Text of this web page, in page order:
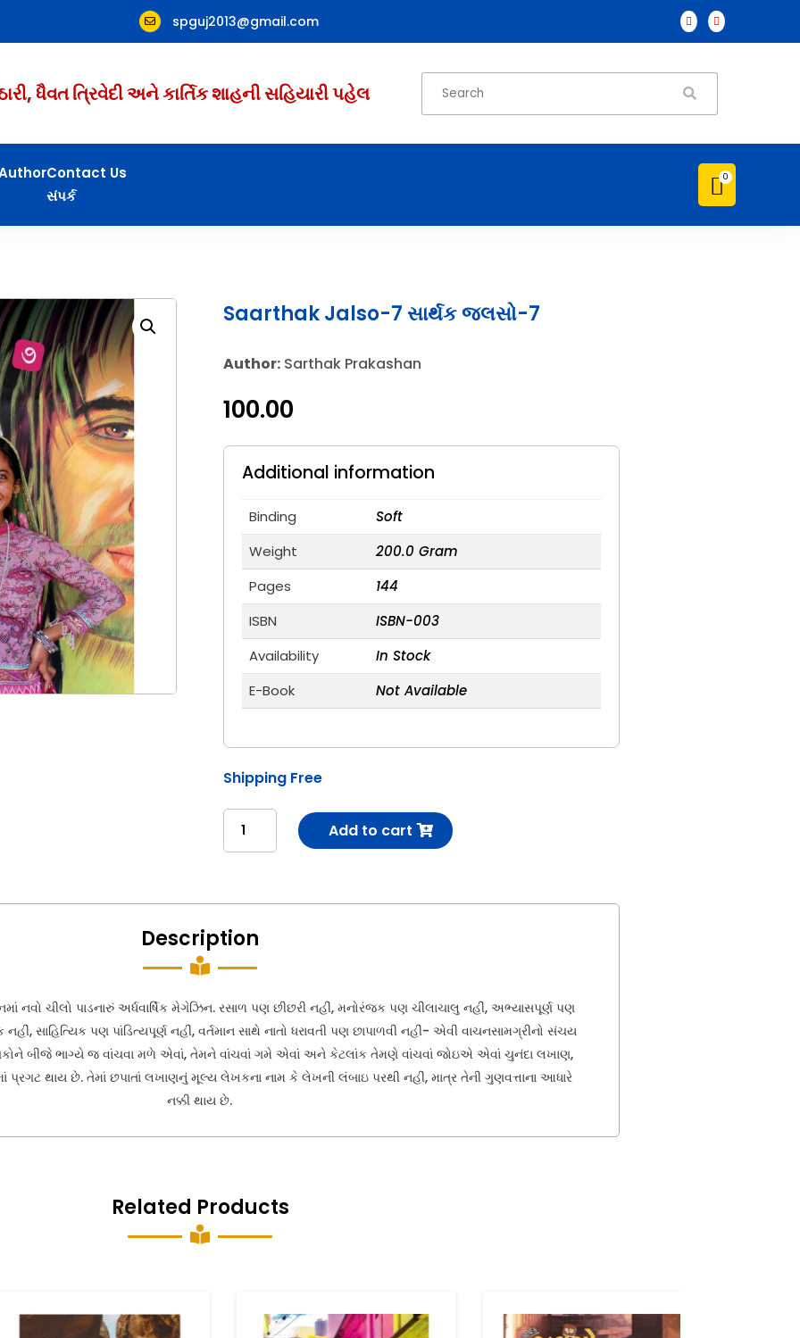
 spguj2013@gmail.com  
ધૈવત ત્રિવેદી અને કાર્તિક શાહની સહિયારી પહેલ 
Contact Us
સંપર્ક
0
Saarthak Jalso-7 સાર્થક જલસો-7
Author:Sarthak Prakashan
100.00
Additional information
Binding
Soft
Weight
200.0 Gram
Pages
144
ISBN
ISBN-003
Availability
In Stock
E-Book
Not Available
Shipping Free
quantity
Add to cart
Description

નવો ચીલો પાડનારું અર્ધવાર્ષિક મેગેઝિન. રસાળ પણ છીછરી નહીં, મનોરંજક પણ ચીલાચાલુ નહીં, અભ્યાસપૂર્ણ પણ
સાહિત્યિક પણ પાંડિત્યપૂર્ણ નહીં, વર્તમાન સાથે નાતો ધરાવતી પણ છાપાળવી નહીં- એવી વાચનસામગ્રીનો સંચય
બીજે ભાગ્યે જ વાંચવા મળે એવાં, તેમને વાંચવાં ગમે એવાં અને કેટલાંક તેમણે વાંચવાં જોઇએ એવાં ચુનંદા લખાણ,
પ્રગટ થાય છે. તેમાં છપાતાં લખાણનું મૂલ્ય લેખકના નામ કે લેખની લંબાઇ પરથી નહીં, માત્ર તેની ગુણવત્તાના આધારે
નક્કી થાય છે.
Related Products
